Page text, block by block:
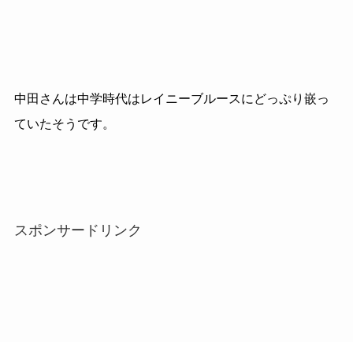
中田さんは中学時代はレイニーブルースにどっぷり嵌っ
ていたそうです。
スポンサードリンク